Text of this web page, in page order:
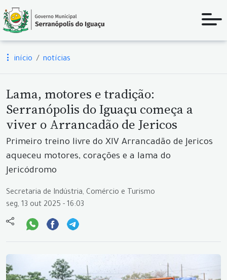
início notícias
Lama, motores e tradição:
Serranópolis do Iguaçu começa a
viver o Arrancadão de Jericos
Primeiro treino livre do XIV Arrancadão de Jericos
aqueceu motores, corações e a lama do
Jericódromo
Secretaria de Indústria, Comércio e Turismo
seg, 13 out 2025 - 16:03